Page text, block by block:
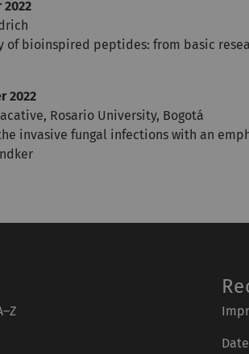
of bioinspired peptides: from basic
2022
Rosario University, Bogotá
invasive fungal infections with an